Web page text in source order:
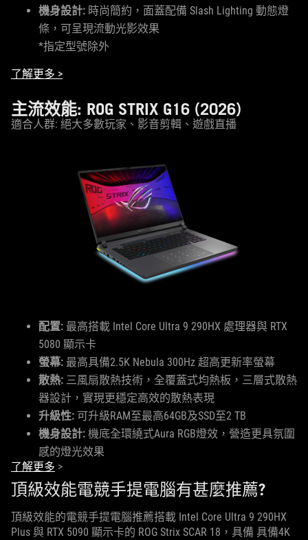
機身設計: 時尚簡約，面蓋配備 Slash Lighting 動態燈
條，可呈現流動光影效果
*指定型號除外
了解更多 >
主流效能: ROG STRIX G16 (2026)
適合人群: 絕大多數玩家、影音剪輯、遊戲直播
配置: 最高搭載 Intel Core Ultra 9 290HX 處理器與 RTX
5080 顯示卡
螢幕: 最高具備2.5K Nebula 300Hz 超高更新率螢幕
散熱: 三風扇散熱技術，全覆蓋式均熱板，三層式散熱
器設計，實現更穩定高效的散熱表現
升級性: 可升級RAM至最高64GB及SSD至2 TB
機身設計: 機底全環繞式Aura RGB燈效，營造更具氛圍
感的燈光效果
了解更多 >
頂級效能電競手提電腦有甚麼推薦?
頂級效能的電競手提電腦推薦搭載 Intel Core Ultra 9 290HX
Plus 與 RTX 5090 顯示卡的 ROG Strix SCAR 18，具備 具備4K